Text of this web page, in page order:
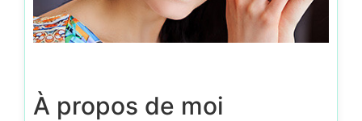
À propos de moi